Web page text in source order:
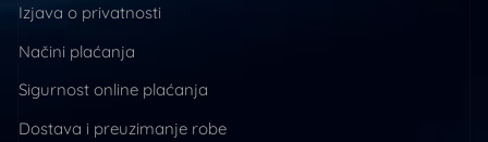
Izjava o privatnosti
Načini plaćanja
Sigurnost online plaćanja
Dostava i preuzimanje robe